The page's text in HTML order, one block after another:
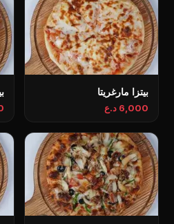
بيتزا مارغريتا
6,000 د.ع